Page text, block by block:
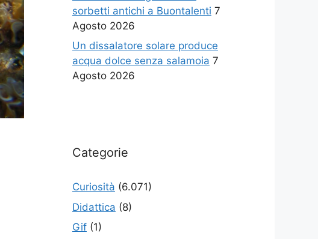
sorbetti antichi a Buontalenti 7
Agosto 2026
Un dissalatore solare produce
acqua dolce senza salamoia 7
Agosto 2026
Categorie
Curiosità (6.071)
Didattica (8)
Gif (1)